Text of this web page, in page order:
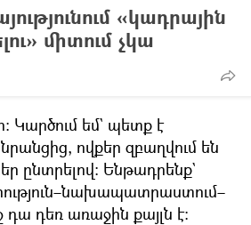
«կադրային
միտում չկա
Կարծում եմ` պետք է
ովքեր զբաղվում են
ընտրելով։ Ենթադրենք`
դեռ առաջին քայլն է։